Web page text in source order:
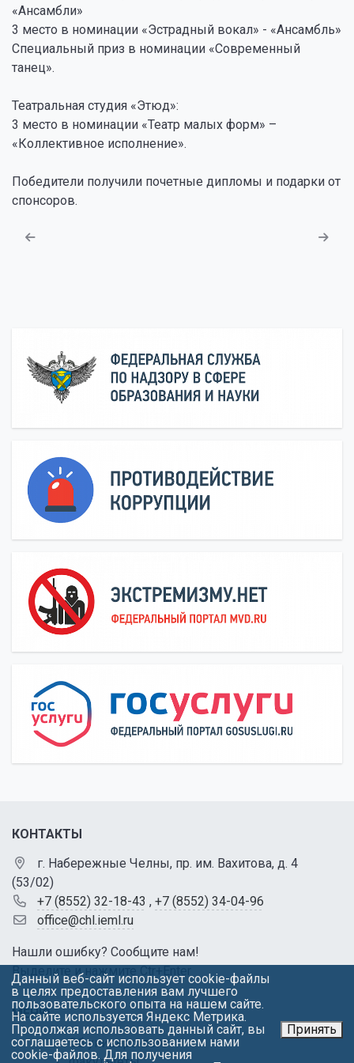
«Ансамбли»
3 место в номинации «Эстрадный вокал» - «Ансамбль»
Специальный приз в номинации «Современный
танец».
Театральная студия «Этюд»:
3 место в номинации «Театр малых форм» –
«Коллективное исполнение».
Победители получили почетные дипломы и подарки от
спонсоров.
КОНТАКТЫ
г. Набережные Челны, пр. им. Вахитова, д. 4
(53/02)
+7 (8552) 32-18-43 , +7 (8552) 34-04-96
office@chl.ieml.ru
Нашли ошибку? Сообщите нам!
Выделите и нажмите Ctr+Enter
МЕНЮ
Об университете
Данный веб-сайт использует cookie-файлы
в целях предоставления вам лучшего
пользовательского опыта на нашем сайте.
На сайте используется Яндекс Метрика.
Продолжая использовать данный сайт, вы
соглашаетесь с использованием нами
cookie-файлов. Для получения
Принять